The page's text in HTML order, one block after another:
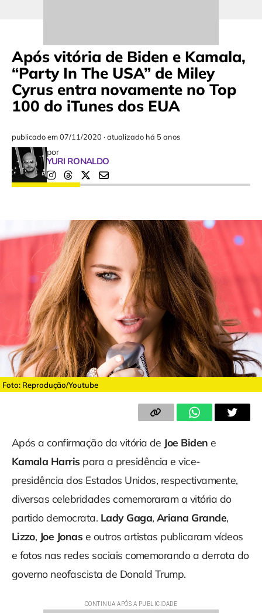
Após vitória de Biden e Kamala,
“Party In The USA” de Miley
Cyrus entra novamente no Top
100 do iTunes dos EUA
publicado em07/11/2020 ·atualizado há 5 anos
por
YURI RONALDO
Foto: Reprodução/Youtube
Após a confirmação da vitória de Joe Biden e
Kamala Harris para a presidência e vice-
presidência dos Estados Unidos, respectivamente,
diversas celebridades comemoraram a vitória do
partido democrata. Lady Gaga, Ariana Grande,
Lizzo, Joe Jonas e outros artistas publicaram vídeos
e fotos nas redes sociais comemorando a derrota do
governo neofascista de Donald Trump.